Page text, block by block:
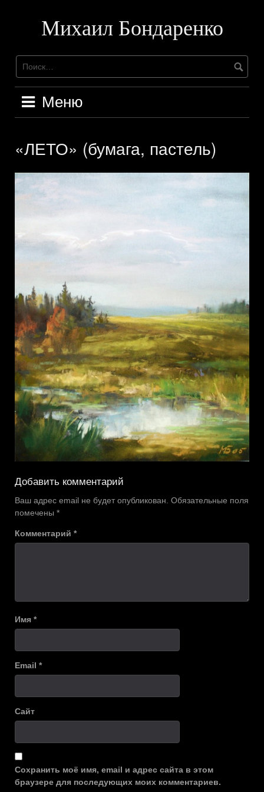
содержимомуМихаил Бондаренко
Меню
«ЛЕТО» (бумага, пастель)
Добавить комментарий
Ваш адрес email не будет опубликован. Обязательные поля
помечены *
Комментарий *
Имя *
Email *
Сайт
Сохранить моё имя, email и адрес сайта в этом
браузере для последующих моих комментариев.